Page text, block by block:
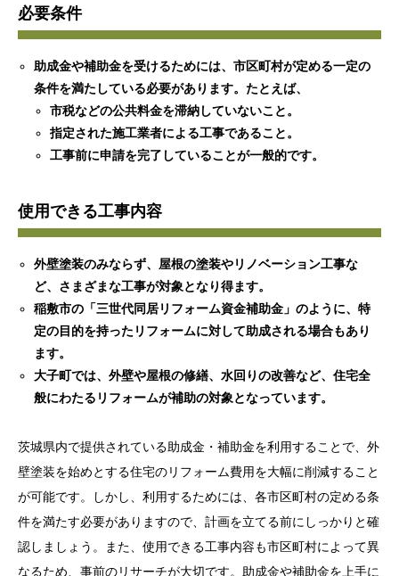
必要条件
助成金や補助金を受けるためには、市区町村が定める一定の
条件を満たしている必要があります。たとえば、
市税などの公共料金を滞納していないこと。
指定された施工業者による工事であること。
工事前に申請を完了していることが一般的です。
使用できる工事内容
外壁塗装のみならず、屋根の塗装やリノベーション工事な
ど、さまざまな工事が対象となり得ます。
稲敷市の「三世代同居リフォーム資金補助金」のように、特
定の目的を持ったリフォームに対して助成される場合もあり
ます。
大子町では、外壁や屋根の修繕、水回りの改善など、住宅全
般にわたるリフォームが補助の対象となっています。
茨城県内で提供されている助成金・補助金を利用することで、外
壁塗装を始めとする住宅のリフォーム費用を大幅に削減すること
が可能です。しかし、利用するためには、各市区町村の定める条
件を満たす必要がありますので、計画を立てる前にしっかりと確
認しましょう。また、使用できる工事内容も市区町村によって異
なるため、事前のリサーチが大切です。助成金や補助金を上手に